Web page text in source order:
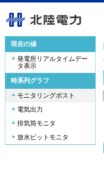
現在の値
発電所リアルタイムデー
タ表示
時系列グラフ
モニタリングポスト
電気出力
排気筒モニタ
放水ピットモニタ